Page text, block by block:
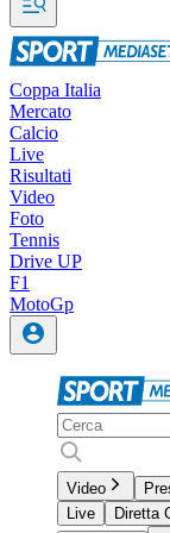
Coppa Italia
Mercato
Calcio
Live
Risultati
Video
Foto
Tennis
Drive UP
F1
MotoGp
Video
Live
Diretta